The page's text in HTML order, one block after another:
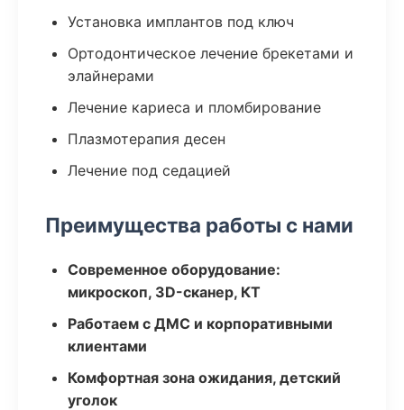
Установка имплантов под ключ
Ортодонтическое лечение брекетами и
элайнерами
Лечение кариеса и пломбирование
Плазмотерапия десен
Лечение под седацией
Преимущества работы с нами
Современное оборудование:
микроскоп, 3D-сканер, КТ
Работаем с ДМС и корпоративными
клиентами
Комфортная зона ожидания, детский
уголок